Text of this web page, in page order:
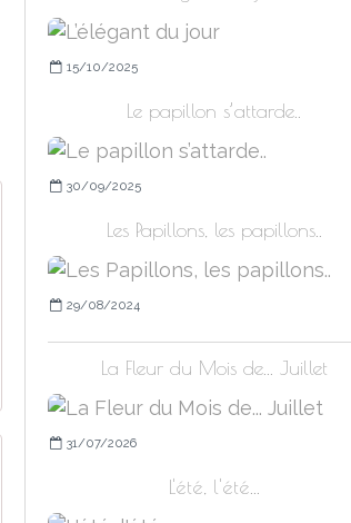
15/10/2025
Le papillon s’attarde..
30/09/2025
Les Papillons, les papillons..
29/08/2024
La Fleur du Mois de... Juillet
31/07/2026
L'été, l'été...